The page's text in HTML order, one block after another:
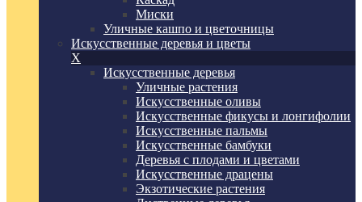
Миски
Уличные кашпо и цветочницы
Искусственные деревья и цветы
X
Искусственные деревья
Уличные растения
Искусственные оливы
Искусственные фикусы и лонгифолии
Искусственные пальмы
Искусственные бамбуки
Деревья с плодами и цветами
Искусственные драцены
Экзотические растения